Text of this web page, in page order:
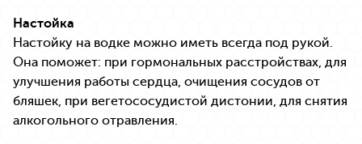
Настойка
Настойку на водке можно иметь всегда под рукой.
Она поможет: при гормональных расстройствах, для
улучшения работы сердца, очищения сосудов от
бляшек, при вегетососудистой дистонии, для снятия
алкогольного отравления.